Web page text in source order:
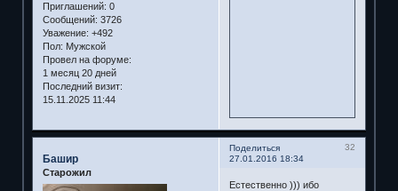
Приглашений: 0
Сообщений: 3726
Уважение: +492
Пол: Мужской
Провел на форуме:
1 месяц 20 дней
Последний визит:
15.11.2025 11:44
Поделиться
32
27.01.2016 18:34
Башир
Старожил
Естественно ))) ибо